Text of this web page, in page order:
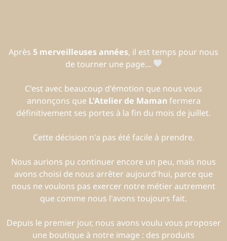
Après 5 merveilleuses années, il est temps pour nous
de tourner une page…
C'est avec beaucoup d'émotion que nous vous
annonçons que L'Atelier de Maman fermera
définitivement ses portes à la fin du mois de juillet.
Cette décision n'a pas été facile à prendre.
Nous aurions pu continuer encore un peu, mais nous
avons choisi de nous arrêter aujourd'hui, parce que
nous ne voulons pas exercer notre métier autrement
que comme nous l'avons toujours fait.
Depuis le premier jour, nous avons voulu vous proposer
une boutique à notre image : des produits